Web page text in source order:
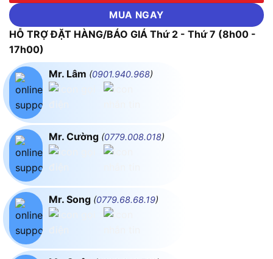
MUA NGAY
HỖ TRỢ ĐẶT HÀNG/BÁO GIÁ Thứ 2 - Thứ 7 (8h00 -
17h00)
Mr. Lâm (0901.940.968)
Mr. Cường (0779.008.018)
Mr. Song (0779.68.68.19)